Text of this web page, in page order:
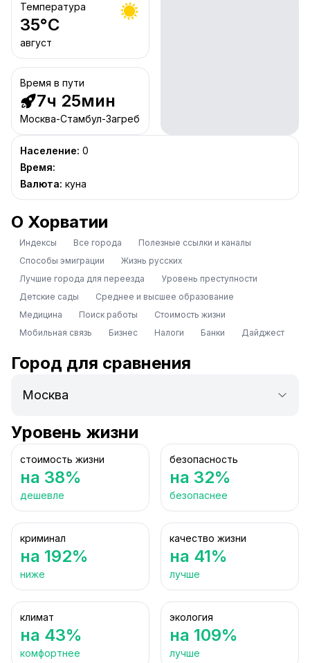
Температура
35°C
август
Время в пути
7ч 25мин
Москва-Стамбул-Загреб
Население: 0
Время:
Валюта: куна
О Хорватии
Индексы Все города
Полезные ссылки и каналы
Способы эмиграции
Жизнь русских
Лучшие города для переезда
Уровень преступности
Детские сады
Среднее и высшее образование
Медицина
Поиск работы
Стоимость жизни
Мобильная связь
Бизнес Налоги Банки Дайджест
Город для сравнения
Уровень жизни
стоимость жизни
на 38%
дешевле
безопасность
на 32%
безопаснее
криминал
на 192%
ниже
качество жизни
на 41%
лучше
климат
на 43%
комфортнее
экология
на 109%
лучше